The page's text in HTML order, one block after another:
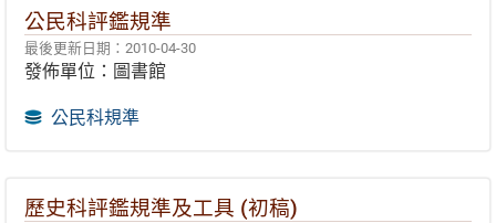
公民科評鑑規準
最後更新日期：2010-04-30
發佈單位：圖書館
公民科規準
歷史科評鑑規準及工具 (初稿)